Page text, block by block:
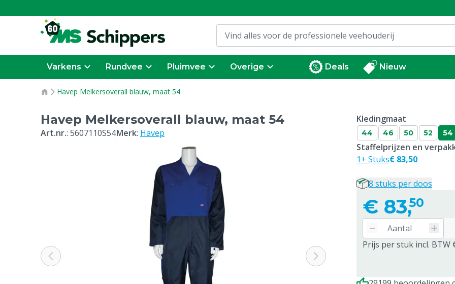
Varkens Rundvee Pluimvee Overige Deals Nieuw
Havep Melkersoverall blauw, maat 54
Havep Melkersoverall blauw, maat 54
Art.nr.: 5607110S54Merk: Havep
Kledingmaat
44 46 50 52 54
€ 83,50
Prijs per stuk incl. BTW
Staffelprijzen en
1+ Stuks€ 83,50
8 stuks per doos